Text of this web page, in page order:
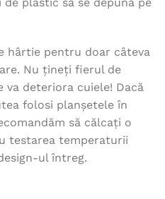
hârtie pentru doar câteva
Nu țineți fierul de
va deteriora cuiele! Dacă
folosi planșetele în
să călcați o
testarea temperaturii
ul întreg.